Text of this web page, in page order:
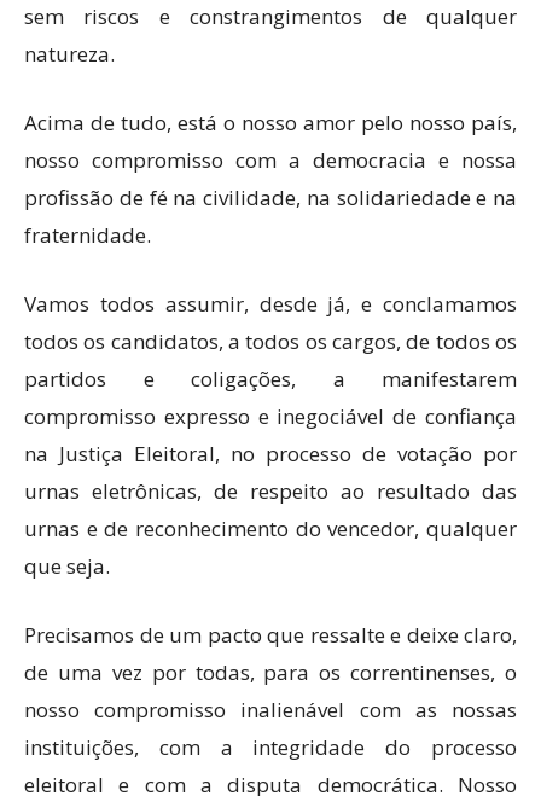
sem riscos e constrangimentos de qualquer
natureza.
Acima de tudo, está o nosso amor pelo nosso país,
nosso compromisso com a democracia e nossa
profissão de fé na civilidade, na solidariedade e na
fraternidade.
Vamos todos assumir, desde já, e conclamamos
todos os candidatos, a todos os cargos, de todos os
partidos e coligações, a manifestarem
compromisso expresso e inegociável de confiança
na Justiça Eleitoral, no processo de votação por
urnas eletrônicas, de respeito ao resultado das
urnas e de reconhecimento do vencedor, qualquer
que seja.
Precisamos de um pacto que ressalte e deixe claro,
de uma vez por todas, para os correntinenses, o
nosso compromisso inalienável com as nossas
instituições, com a integridade do processo
eleitoral e com a disputa democrática. Nosso